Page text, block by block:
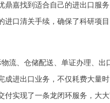
嘉找到适合自己的进出口服
进口清关手续，确保了科研项
流、仓储配送、单证办理、
进出口业务，不仅耗费大量
付实现了一条龙闭环服务，大